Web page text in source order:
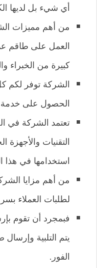
أي شيء بل لديها
من أهم مميزات
العمل على طاقم
كبيرة من الخبراء
الشركة توفر لكم
الحصول على خدمة
تعتمد الشركة في
التقنيات والأجهزة
استخدامها في هذا
من أهم مزايا
لطلبات العملاء
فبمجرد أن تقوم
يتم التلبية
الفور.